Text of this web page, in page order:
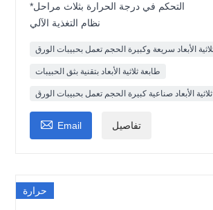
*التحكم في درجة الحرارة بثلاث مراحل
نظام التغذية الآلي
الأبعاد سريعة وكبيرة الحجم تعمل بحبيبات الورق
طابعة ثلاثية الأبعاد بتقنية بثق الحبيبات
الأبعاد صناعية كبيرة الحجم تعمل بحبيبات الورق
 Email تفاصيل
حرارة